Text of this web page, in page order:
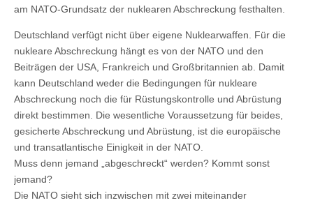
am NATO-Grundsatz der nuklearen Abschreckung festhalten.
Deutschland verfügt nicht über eigene Nuklearwaffen. Für die
nukleare Abschreckung hängt es von der NATO und den
Beiträgen der USA, Frankreich und Großbritannien ab. Damit
kann Deutschland weder die Bedingungen für nukleare
Abschreckung noch die für Rüstungskontrolle und Abrüstung
direkt bestimmen. Die wesentliche Voraussetzung für beides,
gesicherte Abschreckung und Abrüstung, ist die europäische
und transatlantische Einigkeit in der NATO.
Muss denn jemand „abgeschreckt“ werden? Kommt sonst
jemand?
Die NATO sieht sich inzwischen mit zwei miteinander